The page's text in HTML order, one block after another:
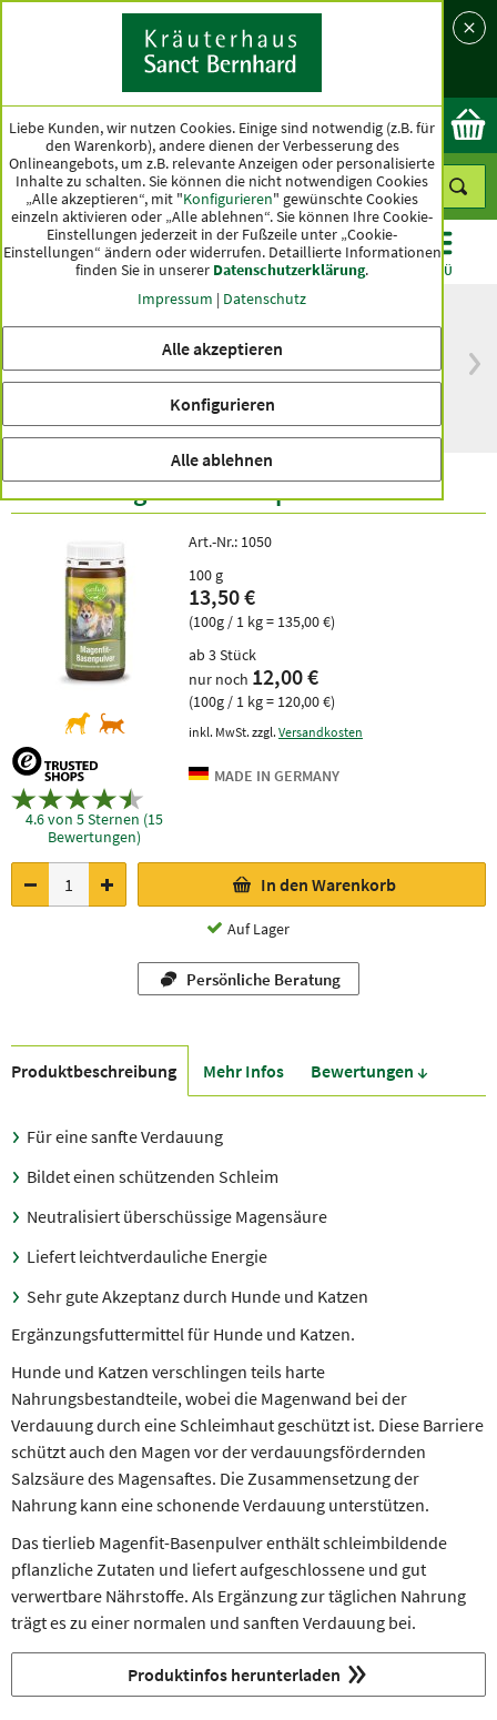
Land
Ok
KATEGORIEN ANGEBOTE TOPSELLER MENÜ
versandkostenfrei
innerhalb Deutschlands
Spitzenqualität seit
tierlieb Magenfit-Basenpulver
4.6 von 5 Sternen (15
Bewertungen)
Art.-Nr.: 1050
100 g
13,50 €
(100g / 1 kg = 135,00 €)
ab 3 Stück
nur noch 12,00 €
(100g / 1 kg = 120,00 €)
inkl. MwSt. zzgl. Versandkosten
In den Warenkorb
Auf Lager
Persönliche Beratung
Produkt­beschreibung Mehr Infos Bewer­tungen ↓
Für eine sanfte Verdauung
Bildet einen schützenden Schleim
Neutralisiert überschüssige Magensäure
Liefert leichtverdauliche Energie
Sehr gute Akzeptanz durch Hunde und Katzen
Ergänzungsfuttermittel für Hunde und Katzen.
Hunde und Katzen verschlingen teils harte
Nahrungsbestandteile, wobei die Magenwand bei der
Verdauung durch eine Schleimhaut geschützt ist. Diese Barriere
schützt auch den Magen vor der verdauungsfördernden
Salzsäure des Magensaftes. Die Zusammensetzung der
Nahrung kann eine schonende Verdauung unterstützen.
Das tierlieb Magenfit-Basenpulver enthält schleimbildende
pflanzliche Zutaten und liefert aufgeschlossene und gut
verwertbare Nährstoffe. Als Ergänzung zur täglichen Nahrung
trägt es zu einer normalen und sanften Verdauung bei.
Produktinfos herunterladen
Liebe Kunden, wir nutzen Cookies. Einige sind notwendig (z.B. für
den Warenkorb), andere dienen der Verbesserung des
Onlineangebots, um z.B. relevante Anzeigen oder personalisierte
Inhalte zu schalten. Sie können die nicht notwendigen Cookies
„Alle akzeptieren“, mit "Konfigurieren" gewünschte Cookies
einzeln aktivieren oder „Alle ablehnen“. Sie können Ihre Cookie-
Einstellungen jederzeit in der Fußzeile unter „Cookie-
Einstellungen“ ändern oder widerrufen. Detaillierte Informationen
finden Sie in unserer Datenschutzerklärung.
Impressum | Datenschutz
Alle akzeptieren
Konfigurieren
Alle ablehnen